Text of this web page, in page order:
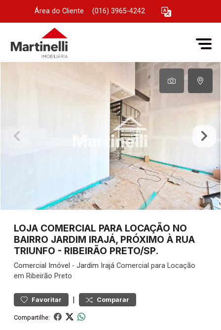
Área do Cliente (016) 3965-4242
LOJA COMERCIAL PARA LOCAÇÃO NO
BAIRRO JARDIM IRAJÁ, PRÓXIMO À RUA
TRIUNFO - RIBEIRÃO PRETO/SP.
Comercial Imóvel - Jardim Irajá Comercial para Locação
em Ribeirão Preto
Favoritar | Comparar
Compartilhe: